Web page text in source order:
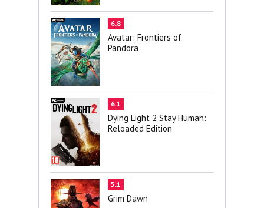
6.8
Avatar: Frontiers of
Pandora
6.1
Dying Light 2 Stay Human:
Reloaded Edition
5.1
Grim Dawn